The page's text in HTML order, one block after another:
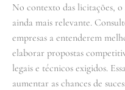
No contexto das licitações,
ainda mais relevante.
empresas a entenderem
elaborar propostas
legais e técnicos exigidos.
aumentar as chances de